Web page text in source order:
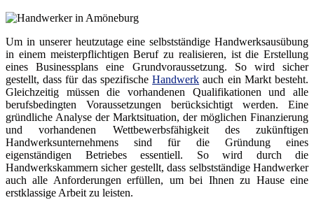
Um in unserer heutzutage eine selbstständige Handwerksausübung
in einem meisterpflichtigen Beruf zu realisieren, ist die Erstellung
eines Businessplans eine Grundvoraussetzung. So wird sicher
gestellt, dass für das spezifischeHandwerk auch ein Markt besteht.
Gleichzeitig müssen die vorhandenen Qualifikationen und alle
berufsbedingten Voraussetzungen berücksichtigt werden. Eine
gründliche Analyse der Marktsituation, der möglichen Finanzierung
und vorhandenen Wettbewerbsfähigkeit des zukünftigen
Handwerksunternehmens sind für die Gründung eines
eigenständigen Betriebes essentiell. So wird durch die
Handwerkskammern sicher gestellt, dass selbstständige Handwerker
auch alle Anforderungen erfüllen, um bei Ihnen zu Hause eine
erstklassige Arbeit zu leisten.